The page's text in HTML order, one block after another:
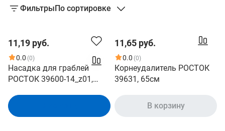
ФильтрыПо сортировке
11,19 руб.
0.0 (0)
Насадка для граблей
РОСТОК 39600-14_z01,
11,65 руб.
0.0 (0)
Корнеудалитель РОСТОК
39631, 65см
В корзину